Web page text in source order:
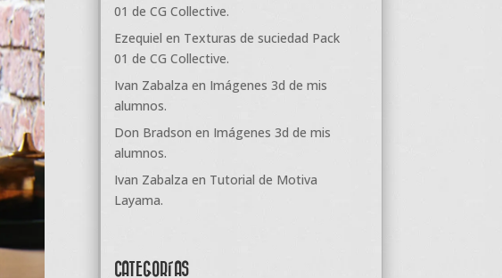
01 de CG Collective.
Ezequiel en Texturas de suciedad Pack
01 de CG Collective.
Ivan Zabalza en Imágenes 3d de mis
alumnos.
Don Bradson en Imágenes 3d de mis
alumnos.
Ivan Zabalza en Tutorial de Motiva
Layama.
CATEGORÍAS